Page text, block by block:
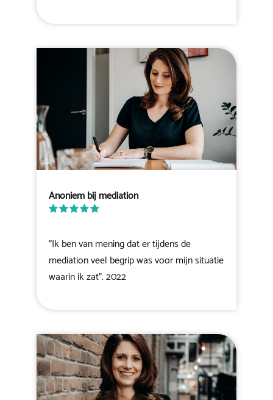
Anoniem bij mediation
"Ik ben van mening dat er tijdens de
mediation veel begrip was voor mijn situatie
waarin ik zat". 2022